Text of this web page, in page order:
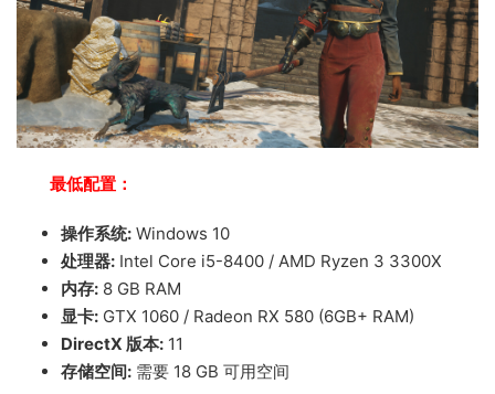
最低配置：
操作系统: Windows 10
处理器: Intel Core i5-8400 / AMD Ryzen 3 3300X
内存: 8 GB RAM
显卡: GTX 1060 / Radeon RX 580 (6GB+ RAM)
DirectX 版本: 11
存储空间: 需要 18 GB 可用空间